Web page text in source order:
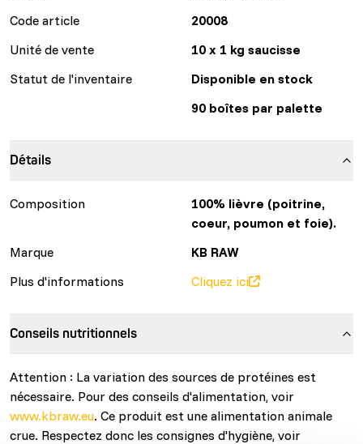
Code article
20008
Unité de vente
10 x 1 kg saucisse
Statut de l'inventaire
Disponible en stock
90 boîtes par palette
Détails
Composition
100% lièvre (poitrine,
coeur, poumon et foie).
Marque
KB RAW
Plus d'informations
Cliquez ici
Conseils nutritionnels
Attention : La variation des sources de protéines est
nécessaire. Pour des conseils d'alimentation, voir
www.kbraw.eu. Ce produit est une alimentation animale
crue. Respectez donc les consignes d'hygiène, voir